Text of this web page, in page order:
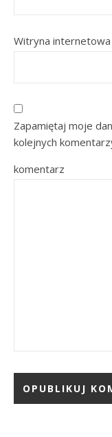
Witryna internetowa
Zapamiętaj moje
kolejnych
komentarz